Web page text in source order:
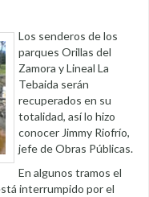
Los senderos de los
parques Orillas del
Zamora y Lineal La
Tebaida serán
recuperados en su
totalidad, así lo hizo
conocer Jimmy Riofrío,
jefe de Obras Públicas.
En algunos tramos el
interrumpido por el